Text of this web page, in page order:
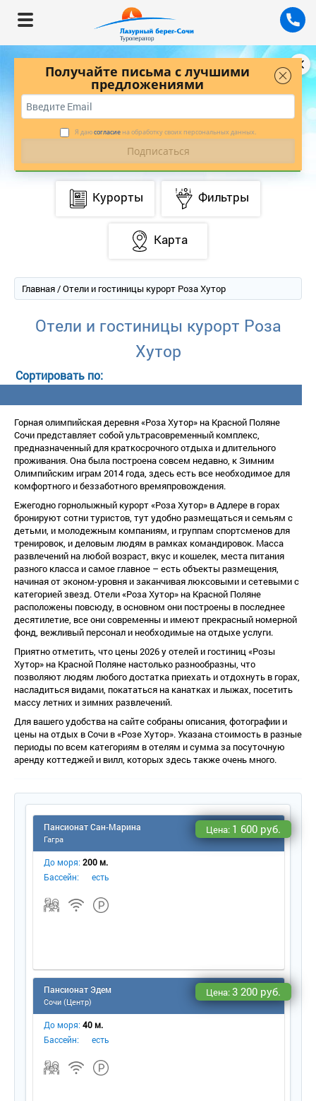
Получайте письма с лучшими
предложениями
Я даюсогласие на обработку своих персональных данных.
Курорты Фильтры
Карта
Главная/ Отели и гостиницы курорт Роза Хутор
Отели и гостиницы курорт Роза
Хутор
Горная олимпийская деревня «Роза Хутор» на Красной Поляне
Сочи представляет собой ультрасовременный комплекс,
предназначенный для краткосрочного отдыха и длительного
проживания. Она была построена совсем недавно, к Зимним
Олимпийским играм 2014 года, здесь есть все необходимое для
комфортного и беззаботного времяпровождения.
Ежегодно горнолыжный курорт «Роза Хутор» в Адлере в горах
ронируют сотни туристов, тут удобно размещаться и семьям с
детьми, и молодежным компаниям, и группам спортсменов для
тренировок, и деловым людям в рамках командировок. Масса
развлечений на любой возраст, вкус и кошелек, места питания
разного класса и самое главное – есть объекты размещения,
начиная от эконом-уровня и заканчивая люксовыми и сетевыми с
категорией звезд. Отели «Роза Хутор» на Красной Поляне
расположены повсюду, в основном они построены в последнее
десятилетие, все они современны и имеют прекрасный номерной
фонд, вежливый персонал и необходимые на отдыхе услуги.
Приятно отметить, что цены 2026 у отелей и гостиниц «Розы
Хутор» на Красной Поляне настолько разнообразны, что
позволяют людям любого достатка приехать и отдохнуть в горах,
насладиться видами, покататься на канатках и лыжах, посетить
массу летних и зимних развлечений.
Для вашего удобства на сайте собраны описания, фотографии и
цены на отдых в Сочи в «Розе Хутор». Указана стоимость в разные
периоды по всем категориям в отелям и сумма за посуточную
аренду коттеджей и вилл, которых здесь также очень много.
Пансионат Сан-Марина
Гагра
Цена: 1 600 руб.
До моря: 200 м.
Бассейн:
есть
Пансионат Эдем
Сочи (Центр)
Цена:3 200 руб.
До моря: 40 м.
Бассейн:
есть
БУДЬТЕ В КУРСЕ ЛУЧШИХ ПРЕДЛОЖЕНИЙ
С НАШЕЙ РАССЫЛКОЙ
ПОДПИСАТЬСЯ